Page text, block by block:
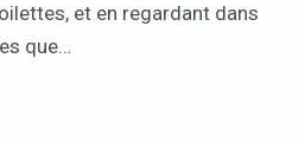
et en regardant dans
que…